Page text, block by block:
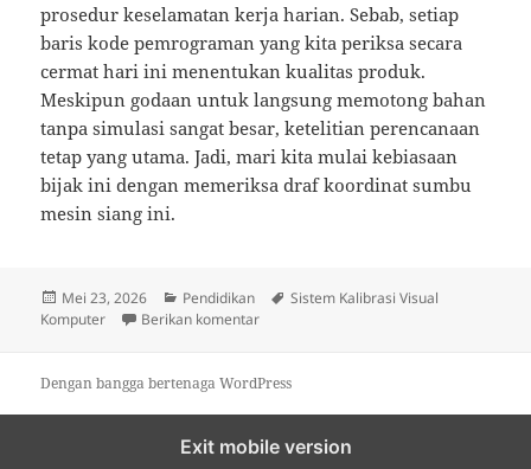
prosedur keselamatan kerja harian. Sebab, setiap
baris kode pemrograman yang kita periksa secara
cermat hari ini menentukan kualitas produk.
Meskipun godaan untuk langsung memotong bahan
tanpa simulasi sangat besar, ketelitian perencanaan
tetap yang utama. Jadi, mari kita mulai kebiasaan
bijak ini dengan memeriksa draf koordinat sumbu
mesin siang ini.
Diposkan
pada
Mei 23, 2026 Kategori
Pendidikan Tag
Sistem Kalibrasi Visual
Komputer
Berikan komentaruntuk Sistem Kalibrasi Visual Komputer
Dengan bangga bertenaga WordPress
Exit mobile version